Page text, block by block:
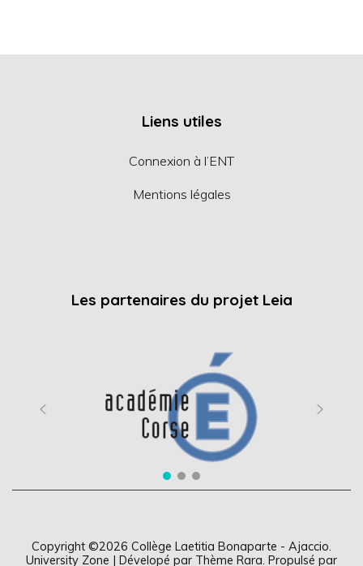
Liens utiles
Connexion à l’ENT
Mentions légales
Les partenaires du projet Leia
Copyright ©2026 Collège Laetitia Bonaparte - Ajaccio.
University Zone | Dévelopé par Thème Rara. Propulsé par